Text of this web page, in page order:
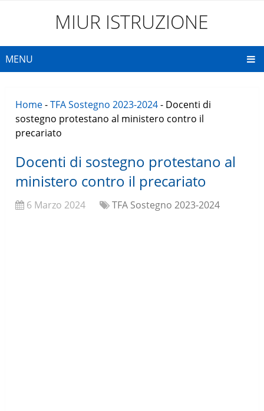
MIUR ISTRUZIONE
MENU
Home-TFA Sostegno 2023-2024- Docenti di
sostegno protestano al ministero contro il
precariato
Docenti di sostegno protestano al
ministero contro il precariato
6 Marzo 2024 TFA Sostegno 2023-2024